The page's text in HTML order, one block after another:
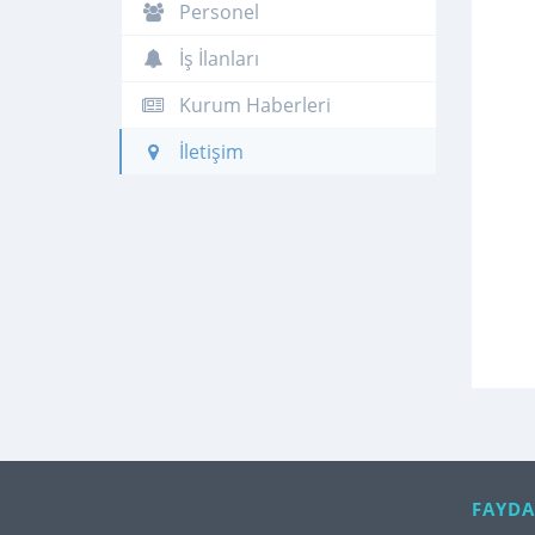
Personel
İş İlanları
Kurum Haberleri
İletişim